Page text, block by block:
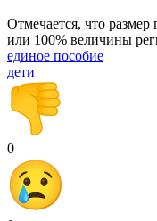
Отмечается, что
или 100% величины
единое пособие
дети
0